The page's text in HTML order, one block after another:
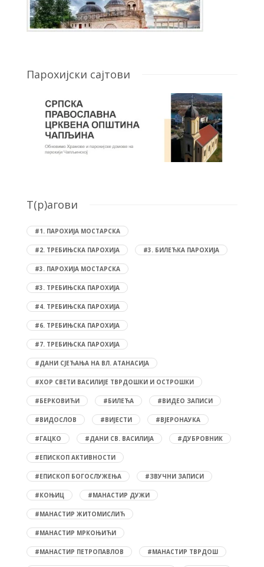
Парохијски сајтови
T(р)агови
#1. ПАРОХИЈА МОСТАРСКА
#2. ТРЕБИЊСКА ПАРОХИЈА #3. БИЛЕЋКА ПАРОХИЈА
#3. ПАРОХИЈА МОСТАРСКА
#3. ТРЕБИЊСКА ПАРОХИЈА
#4. ТРЕБИЊСКА ПАРОХИЈА
#6. ТРЕБИЊСКА ПАРОХИЈА
#7. ТРЕБИЊСКА ПАРОХИЈА
#ДАНИ СЈЕЋАЊА НА ВЛ. АТАНАСИЈА
#ХОР СВЕТИ ВАСИЛИЈЕ ТВРДОШКИ И ОСТРОШКИ
#БЕРКОВИЋИ #БИЛЕЋА #ВИДЕО ЗАПИСИ
#ВИДОСЛОВ #ВИЈЕСТИ #ВЈЕРОНАУКА
#ГАЦКО #ДАНИ СВ. ВАСИЛИЈА #ДУБРОВНИК
#ЕПИСКОП АКТИВНОСТИ
#ЕПИСКОП БОГОСЛУЖЕЊА #ЗВУЧНИ ЗАПИСИ
#КОЊИЦ #МАНАСТИР ДУЖИ
#МАНАСТИР ЖИТОМИСЛИЋ
#МАНАСТИР МРКОЊИЋИ
#МАНАСТИР ПЕТРОПАВЛОВ #МАНАСТИР ТВРДОШ